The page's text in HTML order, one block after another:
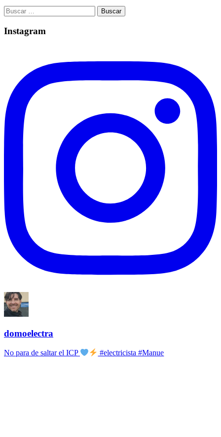
Buscar:
Instagram
domoelectra
No para de saltar el ICP #electricista #Manue